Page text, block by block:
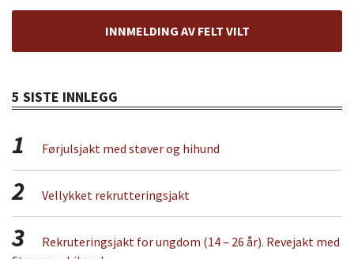
INNMELDING AV FELT VILT
5 SISTE INNLEGG
1 Førjulsjakt med støver og hihund
2 Vellykket rekrutteringsjakt
3
Rekruteringsjakt for ungdom (14 – 26 år). Revejakt med